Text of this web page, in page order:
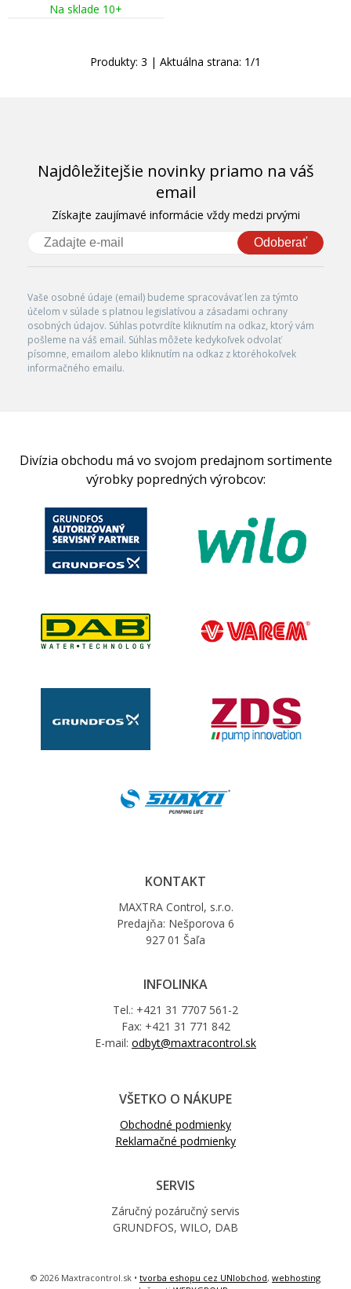
Na sklade 10+
Produkty: 3 | Aktuálna strana: 1/1
Najdôležitejšie novinky priamo na váš
email
Získajte zaujímavé informácie vždy medzi prvými
Odoberať
Vaše osobné údaje (email) budeme spracovávať len za týmto
účelom v súlade s platnou legislatívou a zásadami ochrany
osobných údajov. Súhlas potvrdíte kliknutím na odkaz, ktorý vám
pošleme na váš email. Súhlas môžete kedykoľvek odvolať
písomne, emailom alebo kliknutím na odkaz z ktoréhokoľvek
informačného emailu.
Divízia obchodu má vo svojom predajnom sortimente
výrobky popredných výrobcov:
KONTAKT
MAXTRA Control, s.r.o.
Predajňa: Nešporova 6
927 01 Šaľa
INFOLINKA
Tel.: +421 31 7707 561-2
Fax: +421 31 771 842
E-mail: odbyt@maxtracontrol.sk
VŠETKO O NÁKUPE
Obchodné podmienky
Reklamačné podmienky
SERVIS
Záručný pozáručný servis
GRUNDFOS, WILO, DAB
© 2026 Maxtracontrol.sk • tvorba eshopu cez UNIobchod, webhosting